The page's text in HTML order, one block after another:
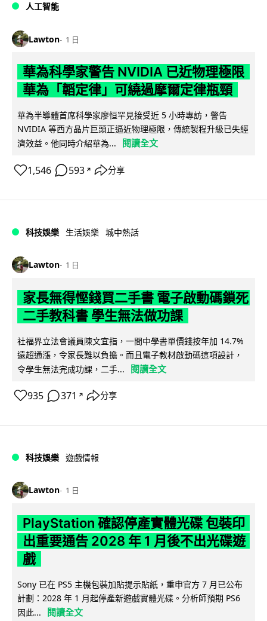
人工智能
Lawton 1 日
華為科學家警告 NVIDIA 已近物理極限
華為「韜定律」可繞過摩爾定律瓶頸
華為半導體首席科學家廖恒罕見接受近 5 小時專訪，警告
NVIDIA 等西方晶片巨頭正逼近物理極限，傳統製程升級已失經
濟效益。他同時介紹華為...
閱讀全文
1,546 593 ↗ 分享
科技娛樂 生活娛樂 城中熱話
Lawton 1 日
家長無得慳錢買二手書 電子啟動碼鎖死
二手教科書 學生無法做功課
社福界立法會議員陳文宜指，一間中學書單價錢按年加 14.7%
遠超通漲，令家長難以負擔。而且電子教材啟動碼這項設計，
令學生無法完成功課，二手...
閱讀全文
935 371 ↗ 分享
科技娛樂 遊戲情報
Lawton 1 日
PlayStation 確認停產實體光碟 包裝印
出重要通告 2028 年 1 月後不出光碟遊
戲
Sony 已在 PS5 主機包裝加貼提示貼紙，重申官方 7 月已公布
計劃：2028 年 1 月起停產新遊戲實體光碟。分析師預期 PS6
因此...
閱讀全文